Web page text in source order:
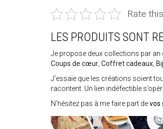
Rate
LES PRODUITS SONT
Je propose deux collections par
Coups de cœur Coffret cadeaux
J’essaie que les créations soient
racontent. Un lien indéfectible
N’hésitez pas à me faire part devos